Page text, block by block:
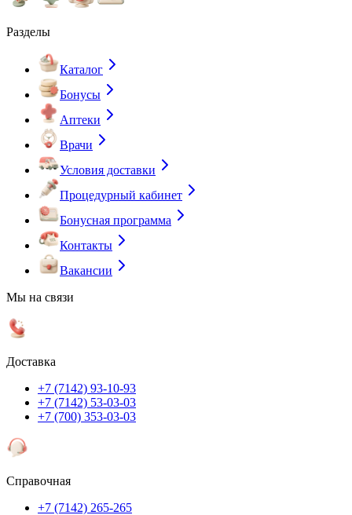
Разделы
Каталог
Бонусы
Аптеки
Врачи
Условия доставки
Процедурный кабинет
Бонусная программа
Контакты
Вакансии
Мы на связи
Доставка
+7 (7142) 93-10-93
+7 (7142) 53-03-03
+7 (700) 353-03-03
Справочная
+7 (7142) 265-265